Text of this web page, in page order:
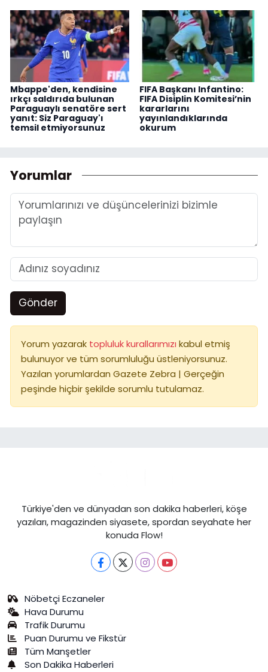
Mbappe'den, kendisine
ırkçı saldırıda bulunan
Paraguaylı senatöre sert
yanıt: Siz Paraguay'ı
temsil etmiyorsunuz
FIFA Başkanı Infantino:
FIFA Disiplin Komitesi’nin
kararlarını
yayınlandıklarında
okurum
Yorumlar
Gönder
Yorum yazarak topluluk kurallarımızı kabul etmiş
bulunuyor ve tüm sorumluluğu üstleniyorsunuz.
Yazılan yorumlardan Gazete Zebra | Gerçeğin
peşinde hiçbir şekilde sorumlu tutulamaz.
Türkiye'den ve dünyadan son dakika haberleri, köşe
yazıları, magazinden siyasete, spordan seyahate her
konuda Flow!
Nöbetçi Eczaneler
Hava Durumu
Trafik Durumu
Puan Durumu ve Fikstür
Tüm Manşetler
Son Dakika Haberleri